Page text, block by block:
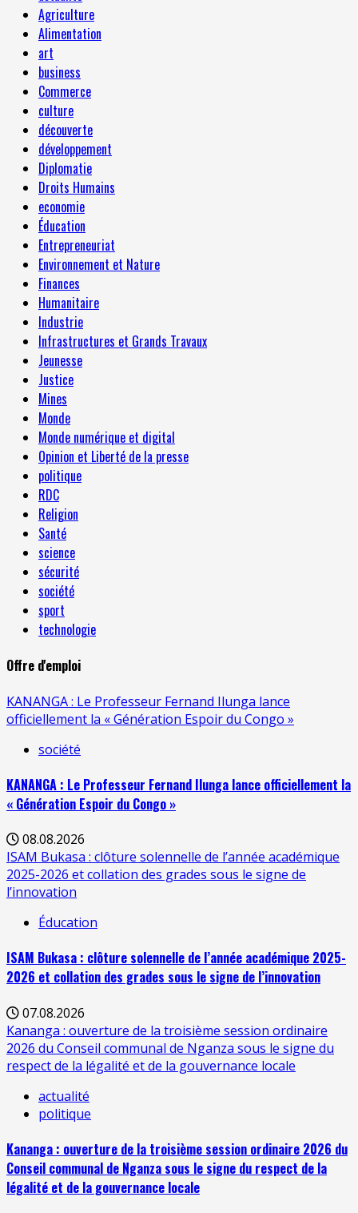
Agriculture
Alimentation
art
business
Commerce
culture
découverte
développement
Diplomatie
Droits Humains
economie
Éducation
Entrepreneuriat
Environnement et Nature
Finances
Humanitaire
Industrie
Infrastructures et Grands Travaux
Jeunesse
Justice
Mines
Monde
Monde numérique et digital
Opinion et Liberté de la presse
politique
RDC
Religion
Santé
science
sécurité
société
sport
technologie
Offre d'emploi
KANANGA : Le Professeur Fernand Ilunga lance
officiellement la « Génération Espoir du Congo »
société
KANANGA : Le Professeur Fernand Ilunga lance officiellement la
« Génération Espoir du Congo »
08.08.2026
ISAM Bukasa : clôture solennelle de l’année académique
2025-2026 et collation des grades sous le signe de
l’innovation
Éducation
ISAM Bukasa : clôture solennelle de l’année académique 2025-
2026 et collation des grades sous le signe de l’innovation
07.08.2026
Kananga : ouverture de la troisième session ordinaire
2026 du Conseil communal de Nganza sous le signe du
respect de la légalité et de la gouvernance locale
actualité
politique
Kananga : ouverture de la troisième session ordinaire 2026 du
Conseil communal de Nganza sous le signe du respect de la
légalité et de la gouvernance locale